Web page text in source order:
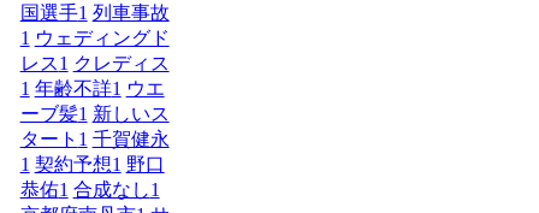
国選手1 列車事故
1 ウェディングド
レス1 クレディス
1 年齢不詳1 ウエ
ーブ髪1 新しいス
タート 1 千賀健永
1 契約予想1 野口
恭佑1 合成なし1